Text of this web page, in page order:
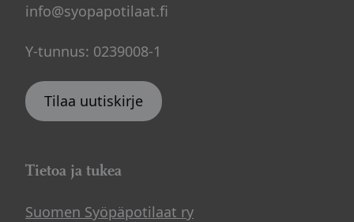
info@syopapotilaat.fi
Y-tunnus: 0239008-1
Tilaa uutiskirje
Tietoa ja tukea
Suomen Syöpäpotilaat ry